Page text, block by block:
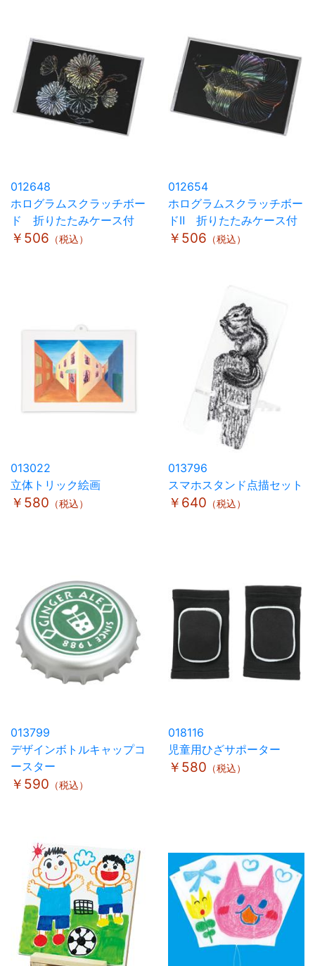
012648
ホログラムスクラッチボー
ド 折りたたみケース付
￥506 （税込）
012654
ホログラムスクラッチボー
ドⅡ 折りたたみケース付
￥506 （税込）
013022
立体トリック絵画
￥580 （税込）
013796
スマホスタンド点描セット
￥640 （税込）
013799
デザインボトルキャップコ
ースター
￥590 （税込）
018116
児童用ひざサポーター
￥580 （税込）